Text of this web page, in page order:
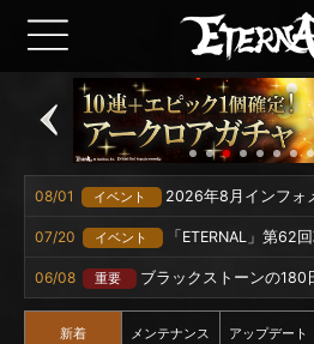
08/01 イベント 2026年8月インフォ
07/20 イベント 「ETERNAL」第62
06/08 重要 ブラックストーンの180
新着 メンテナンス アップデート